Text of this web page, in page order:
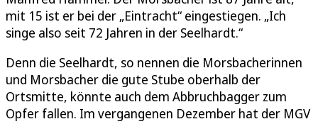
mit 15 ist er bei der „Eintracht“ eingestiegen. „Ich
singe also seit 72 Jahren in der Seelhardt.“
Denn die Seelhardt, so nennen die Morsbacherinnen
und Morsbacher die gute Stube oberhalb der
Ortsmitte, könnte auch dem Abbruchbagger zum
Opfer fallen. Im vergangenen Dezember hat der MGV